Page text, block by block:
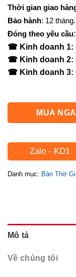
Thời gian giao
Bảo hành: 12 tháng.
Đóng theo yêu cầu
☎ Kinh doanh 1:
☎ Kinh doanh 2:
☎ Kinh doanh 3:
MUA
Zalo - KD1
Danh mục: Bàn Thờ
Mô tả
Về chúng tôi